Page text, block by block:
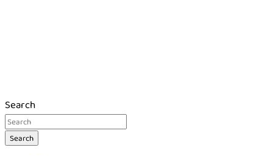
Search
Search